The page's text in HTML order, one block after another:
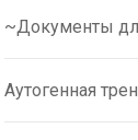
~Документы
Аутогенная